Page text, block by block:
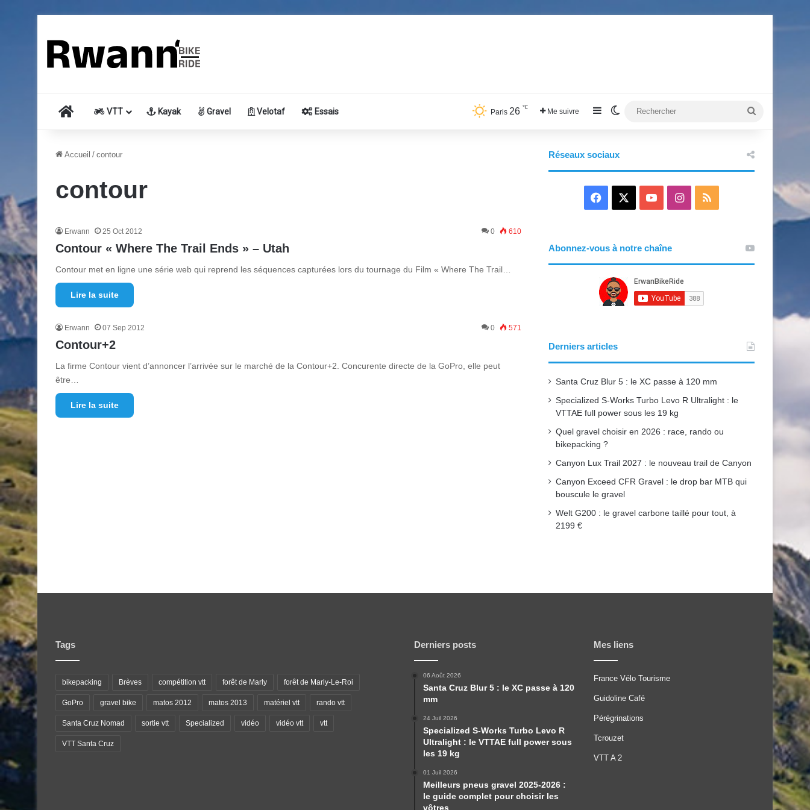
Accueil VTT Kayak Gravel Velotaf Essais Paris 26 ℃ Me suivre Sidebar (barre latérale)
Switch skin
Accueil / contour
contour
Erwann 25 Oct 2012 0 610
Contour « Where The Trail Ends » – Utah
Contour met en ligne une série web qui reprend les séquences capturées lors du tournage du Film « Where The Trail…
Lire la suite
Erwann 07 Sep 2012 0 571
Contour+2
La firme Contour vient d’annoncer l’arrivée sur le marché de la Contour+2. Concurente directe de la GoPro, elle peut
être…
Lire la suite
Réseaux sociaux
c
b
o
k
u
u
I
a
a
Abonnez-vous à notre chaîne
Derniers articles
Santa Cruz Blur 5 : le XC passe à 120 mm
Specialized S-Works Turbo Levo R Ultralight : le
VTTAE full power sous les 19 kg
Quel gravel choisir en 2026 : race, rando ou
bikepacking ?
Canyon Lux Trail 2027 : le nouveau trail de Canyon
Canyon Exceed CFR Gravel : le drop bar MTB qui
bouscule le gravel
Welt G200 : le gravel carbone taillé pour tout, à
2199 €
Tags
bikepacking Brèves compétition vtt forêt de Marly forêt de Marly-Le-Roi
GoPro gravel bike matos 2012 matos 2013 matériel vtt rando vtt
Santa Cruz Nomad sortie vtt Specialized vidéo vidéo vtt vtt
VTT Santa Cruz
Derniers posts
06 Août 2026
Santa Cruz Blur 5 : le XC passe à 120
mm
24 Juil 2026
Specialized S-Works Turbo Levo R
Ultralight : le VTTAE full power sous
les 19 kg
01 Juil 2026
Meilleurs pneus gravel 2025-2026 :
le guide complet pour choisir les
vôtres
Mes liens
France Vélo Tourisme
Guidoline Café
Pérégrinations
Tcrouzet
VTT A 2